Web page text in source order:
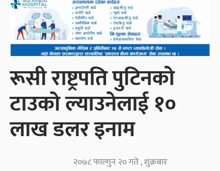
रूसी राष्ट्रपति पुटिनको
टाउको ल्याउनेलाई १०
लाख डलर इनाम
२०७८ फाल्गुन २० गते , शुक्रबार